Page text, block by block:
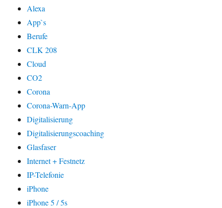
Alexa
App`s
Berufe
CLK 208
Cloud
CO2
Corona
Corona-Warn-App
Digitalisierung
Digitalisierungscoaching
Glasfaser
Internet + Festnetz
IP-Telefonie
iPhone
iPhone 5 / 5s